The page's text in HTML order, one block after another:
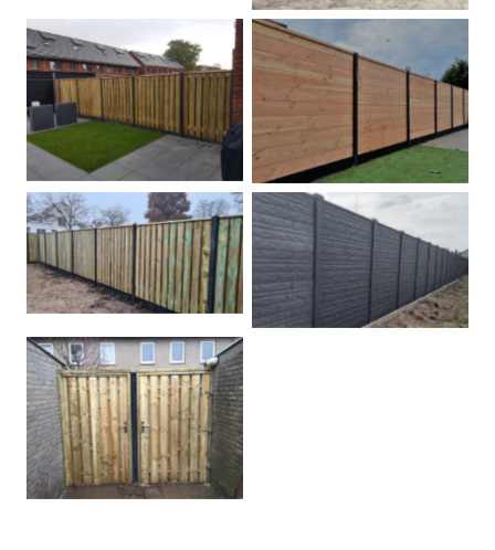
Betonpalen schutting Douglas
Hout beton schuttingen Rots motief antraciet
Tuindeur grenen